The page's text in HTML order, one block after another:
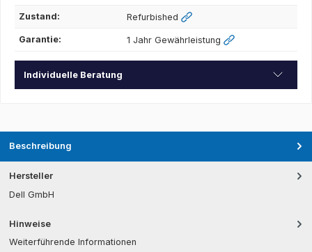
Zustand: Refurbished
Garantie: 1 Jahr Gewährleistung
Individuelle Beratung
Beschreibung
Hersteller
Dell GmbH
Hinweise
Weiterführende Informationen